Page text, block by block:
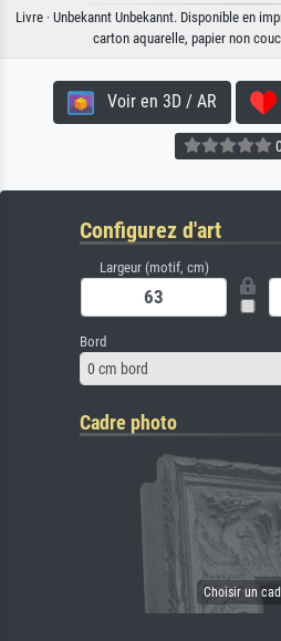
Livre · Unbekannt Unbekannt. Disponible en
carton aquarelle, papier non
Voir en 3D / AR
Configurez d'art
Largeur (motif, cm)
Bord
0 cm bord
Cadre photo